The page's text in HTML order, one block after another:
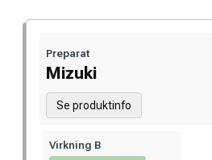
Preparat
Mizuki
Se produktinfo
Virkning B